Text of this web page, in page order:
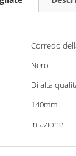
Corredo
Nero
Di alta
140mm
In azione